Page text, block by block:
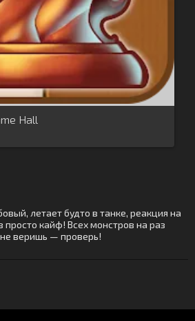
Hall
летает будто в танке, реакция на
просто кайф! Всех монстров на раз
веришь — проверь!